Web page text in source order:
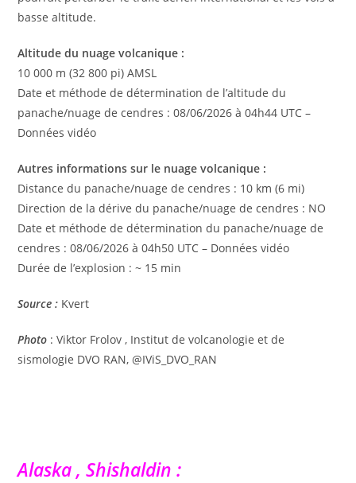
basse altitude.
Altitude du nuage volcanique :
10 000 m (32 800 pi) AMSL
Date et méthode de détermination de l’altitude du
panache/nuage de cendres : 08/06/2026 à 04h44 UTC –
Données vidéo
Autres informations sur le nuage volcanique :
Distance du panache/nuage de cendres : 10 km (6 mi)
Direction de la dérive du panache/nuage de cendres : NO
Date et méthode de détermination du panache/nuage de
cendres : 08/06/2026 à 04h50 UTC – Données vidéo
Durée de l’explosion : ~ 15 min
Source : Kvert
Photo : Viktor Frolov , Institut de volcanologie et de
sismologie DVO RAN, @IViS_DVO_RAN
Alaska , Shishaldin :